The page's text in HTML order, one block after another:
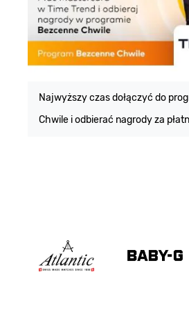
Najwyższy czas dołączyć do
Chwile i odbierać nagrody za